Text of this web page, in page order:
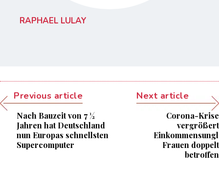
RAPHAEL LULAY
Previous article
Nach Bauzeit von 7 ½
Jahren hat Deutschland
nun Europas schnellsten
Supercomputer
Next article
Corona-Krise
vergrößert
Frauen doppelt
betroffen